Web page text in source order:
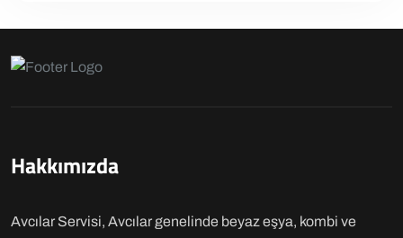
Hakkımızda
Avcılar Servisi, Avcılar genelinde beyaz eşya, kombi ve